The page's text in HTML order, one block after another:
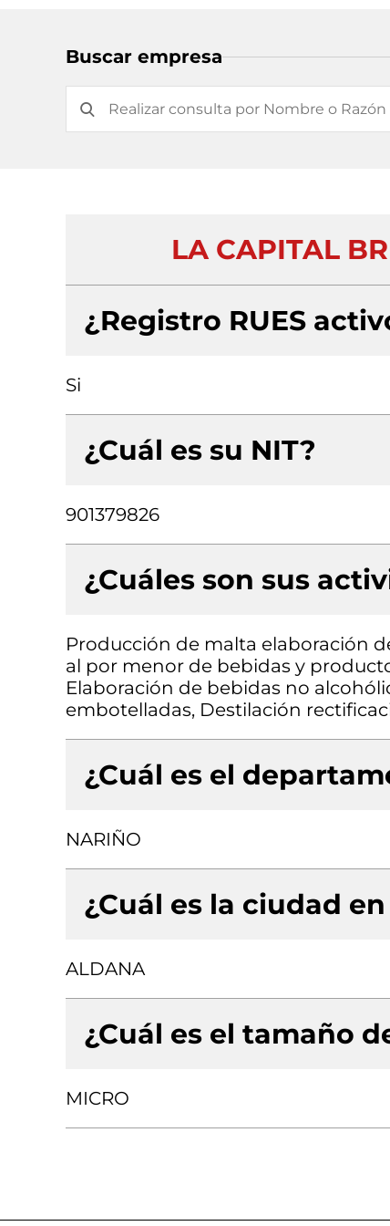
Buscar empresa
LA CAPITAL
¿Registro RUES
Si
¿Cuál es su NIT?
901379826
¿Cuáles son sus
Producción de malta elaboración
al por menor de bebidas y
Elaboración de bebidas no
embotelladas, Destilación
¿Cuál es el
NARIÑO
¿Cuál es la ciudad
ALDANA
¿Cuál es el tamaño
MICRO